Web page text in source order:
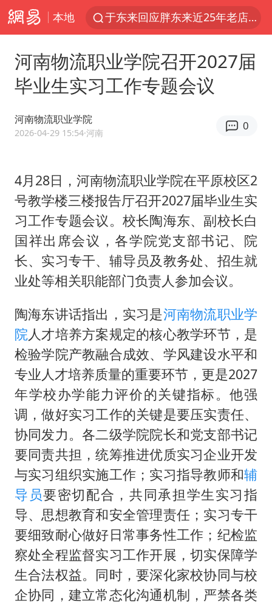
本地
于东来回应胖东来近25年老店年底关闭
中国籍豪华游艇富商之子在泰国被杀
白海豚北上或致京津冀暴雨
上门女婿出轨女邻居多年被判重婚罪
新疆一婚礼线上邀请引热议
香港刷新1884年以来最高气温纪录
国足U17与阿森纳决赛取消 并列冠军
景区回应“麦积山石窟看完需2000元”
曹颖儿子首次演长剧
以军士兵把枪口对准中国记者
奋力开创中国式现代化建设新局面
河南物流职业学院召开2027届
毕业生实习工作专题会议
河南物流职业学院
2026-04-29 15:54·河南
0
4月28日，河南物流职业学院在平原校区2
号教学楼三楼报告厅召开2027届毕业生实
习工作专题会议。校长陶海东、副校长白
国祥出席会议，各学院党支部书记、院
长、实习专干、辅导员及教务处、招生就
业处等相关职能部门负责人参加会议。
陶海东讲话指出，实习是河南物流职业学
院人才培养方案规定的核心教学环节，是
检验学院产教融合成效、学风建设水平和
专业人才培养质量的重要环节，更是2027
年学校办学能力评价的关键指标。他强
调，做好实习工作的关键是要压实责任、
协同发力。各二级学院院长和党支部书记
要同责共担，统筹推进优质实习企业开发
与实习组织实施工作；实习指导教师和辅
导员要密切配合，共同承担学生实习指
导、思想教育和安全管理责任；实习专干
要细致耐心做好日常事务性工作；纪检监
察处全程监督实习工作开展，切实保障学
生合法权益。同时，要深化家校协同与校
企协同，建立常态化沟通机制，严禁各类